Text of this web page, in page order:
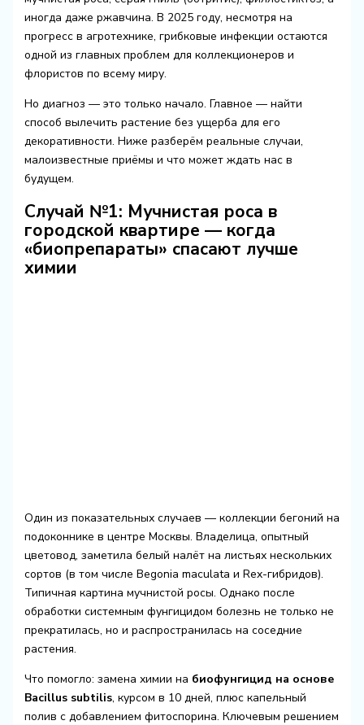
иногда даже ржавчина. В 2025 году, несмотря на
прогресс в агротехнике, грибковые инфекции остаются
одной из главных проблем для коллекционеров и
флористов по всему миру.
Но диагноз — это только начало. Главное — найти
способ вылечить растение без ущерба для его
декоративности. Ниже разберём реальные случаи,
малоизвестные приёмы и что может ждать нас в
будущем.
Случай №1: Мучнистая роса в
городской квартире — когда
«биопрепараты» спасают лучше
химии
Один из показательных случаев — коллекции бегоний на
подоконнике в центре Москвы. Владелица, опытный
цветовод, заметила белый налёт на листьях нескольких
сортов (в том числе Begonia maculata и Rex-гибридов).
Типичная картина мучнистой росы. Однако после
обработки системным фунгицидом болезнь не только не
прекратилась, но и распространилась на соседние
растения.
Что помогло: замена химии на биофунгицид на основе
Bacillus subtilis, курсом в 10 дней, плюс капельный
полив с добавлением фитоспорина. Ключевым решением